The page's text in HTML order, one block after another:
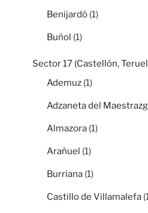
Benijardó (1)
Buñol (1)
Sector 17 (Castellón,
Ademuz (1)
Adzaneta del
Almazora (1)
Arañuel (1)
Burriana (1)
Castillo de Villamalefa